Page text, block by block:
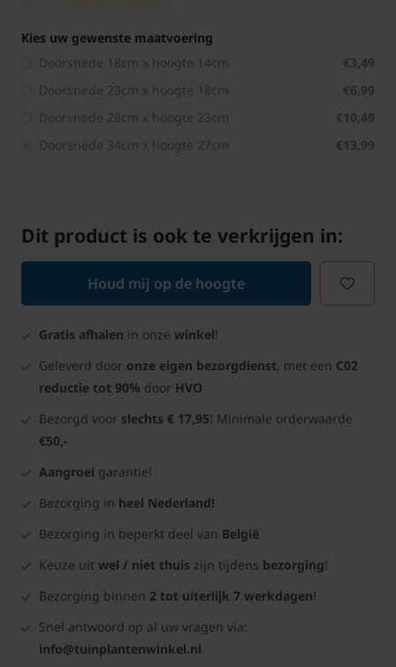
Kies uw gewenste maatvoering
Doorsnede 18cm x hoogte 14cm
€3,49
Doorsnede 23cm x hoogte 18cm
€6,99
Doorsnede 28cm x hoogte 23cm
€10,49
Doorsnede 34cm x hoogte 27cm
€13,99
Dit product is ook te verkrijgen in:
Houd mij op de hoogte
Gratis afhalen in onze winkel!
Geleverd door onze eigen bezorgdienst, met een C02
reductie tot 90% door HVO
Bezorgd voor slechts € 17,95! Minimale orderwaarde
€50,-
Aangroei garantie!
Bezorging in heel Nederland!
Bezorging in beperkt deel van België
Keuze uit wel / niet thuis zijn tijdens bezorging!
Bezorging binnen 2 tot uiterlijk 7 werkdagen!
Snel antwoord op al uw vragen via:
info@tuinplantenwinkel.nl